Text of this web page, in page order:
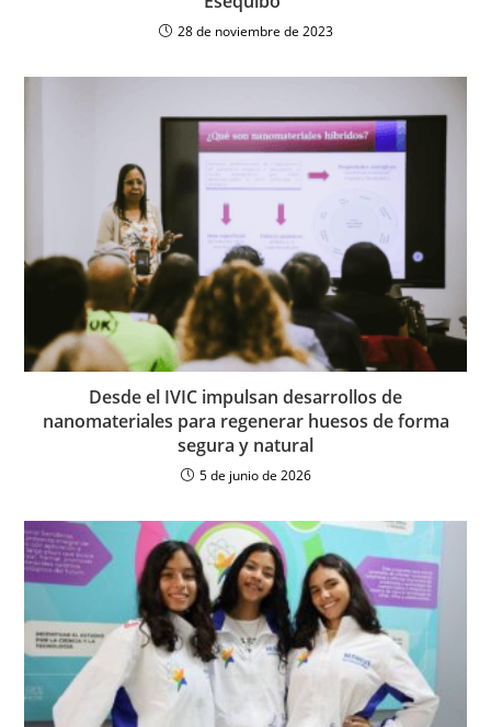
28 de noviembre de 2023
Desde el IVIC impulsan desarrollos de
nanomateriales para regenerar huesos de forma
segura y natural
5 de junio de 2026